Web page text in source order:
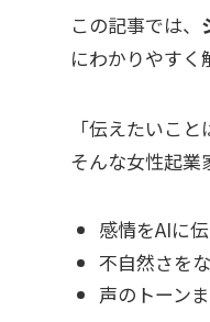
この記事では、
にわかりやすく
「伝えたいこ
そんな女性起業
感情をAIに
不自然さを
声のトーン